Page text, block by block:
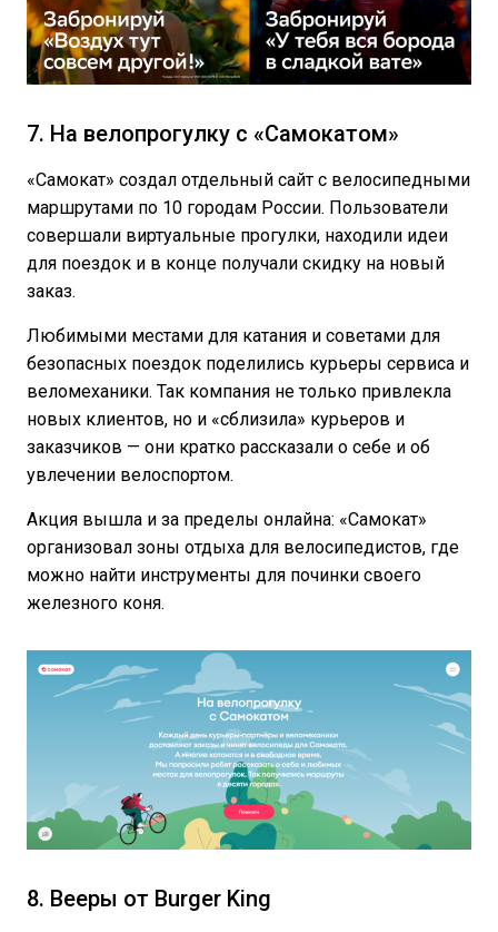
7. На велопрогулку с «Самокатом»
«Самокат» создал отдельный сайт с велосипедными
маршрутами по 10 городам России. Пользователи
совершали виртуальные прогулки, находили идеи
для поездок и в конце получали скидку на новый
заказ.
Любимыми местами для катания и советами для
безопасных поездок поделились курьеры сервиса и
веломеханики. Так компания не только привлекла
новых клиентов, но и «сблизила» курьеров и
заказчиков — они кратко рассказали о себе и об
увлечении велоспортом.
Акция вышла и за пределы онлайна: «Самокат»
организовал зоны отдыха для велосипедистов, где
можно найти инструменты для починки своего
железного коня.
8. Вееры от Burger King